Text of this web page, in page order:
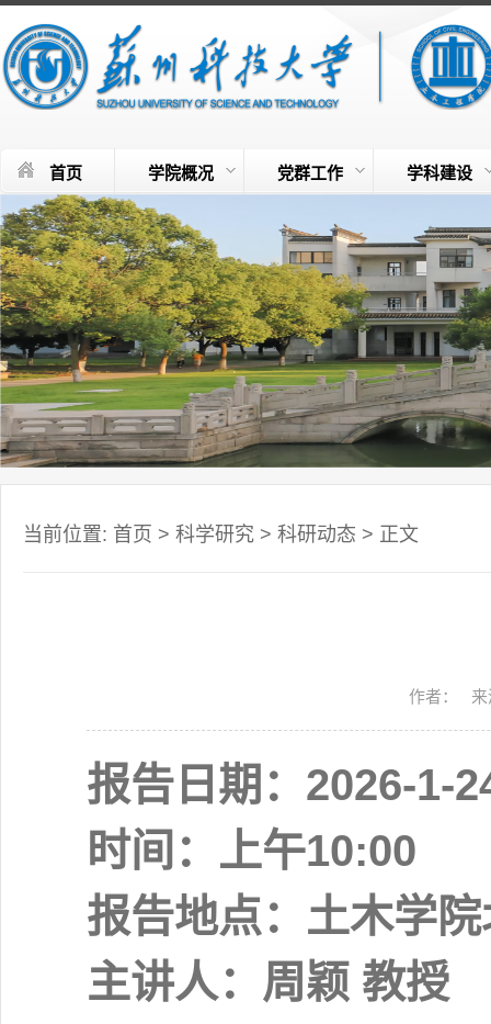
首页 学院概况 党群工作 学科建设
当前位置: 首页 > 科学研究 > 科研动态 > 正文
作者：
报告日期：2026-1-
时间：上午10:00
报告地点：土木学
主讲人：周颖 教授